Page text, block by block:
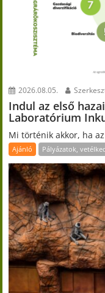
2026.08.05.
Indul az első
Laboratórium
Mi történik akkor, ha
Ajánló Pályázatok,